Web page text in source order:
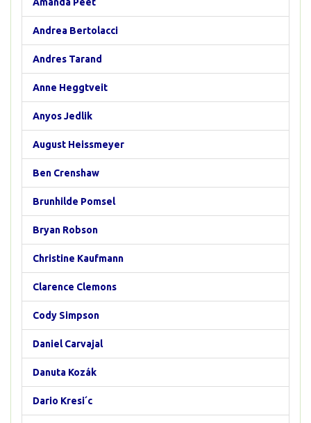
Andrea Bertolacci
Andres Tarand
Anne Heggtveit
Anyos Jedlik
August Heissmeyer
Ben Crenshaw
Brunhilde Pomsel
Bryan Robson
Christine Kaufmann
Clarence Clemons
Cody Simpson
Daniel Carvajal
Danuta Kozák
Dario Kresi´c